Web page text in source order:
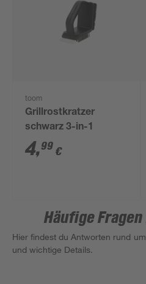
toom
Grillrostkratzer
schwarz 3-in-1
4,99 €
Häufige
Hier findest du Antworten rund
und wichtige Details.